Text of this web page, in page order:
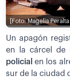
[Foto: Magelia
Un apagón
en la cárcel de
policialen los
sur de la ciudad